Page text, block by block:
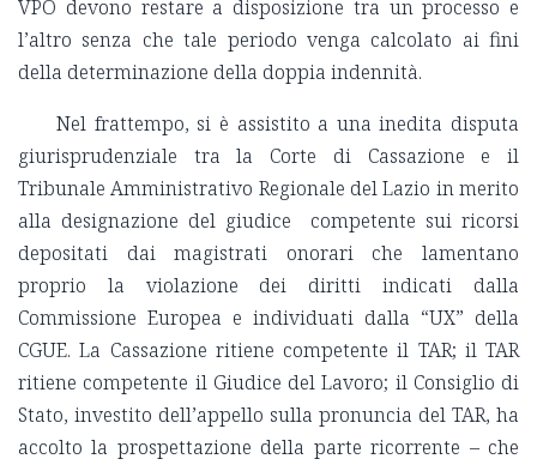
VPO devono restare a disposizione tra un processo e
l’altro senza che tale periodo venga calcolato ai fini
della determinazione della doppia indennità.
Nel frattempo, si è assistito a una inedita disputa
giurisprudenziale tra la Corte di Cassazione e il
Tribunale Amministrativo Regionale del Lazio in merito
alla designazione del giudice competente sui ricorsi
depositati dai magistrati onorari che lamentano
proprio la violazione dei diritti indicati dalla
Commissione Europea e individuati dalla “UX” della
CGUE. La Cassazione ritiene competente il TAR; il TAR
ritiene competente il Giudice del Lavoro; il Consiglio di
Stato, investito dell’appello sulla pronuncia del TAR, ha
accolto la prospettazione della parte ricorrente – che